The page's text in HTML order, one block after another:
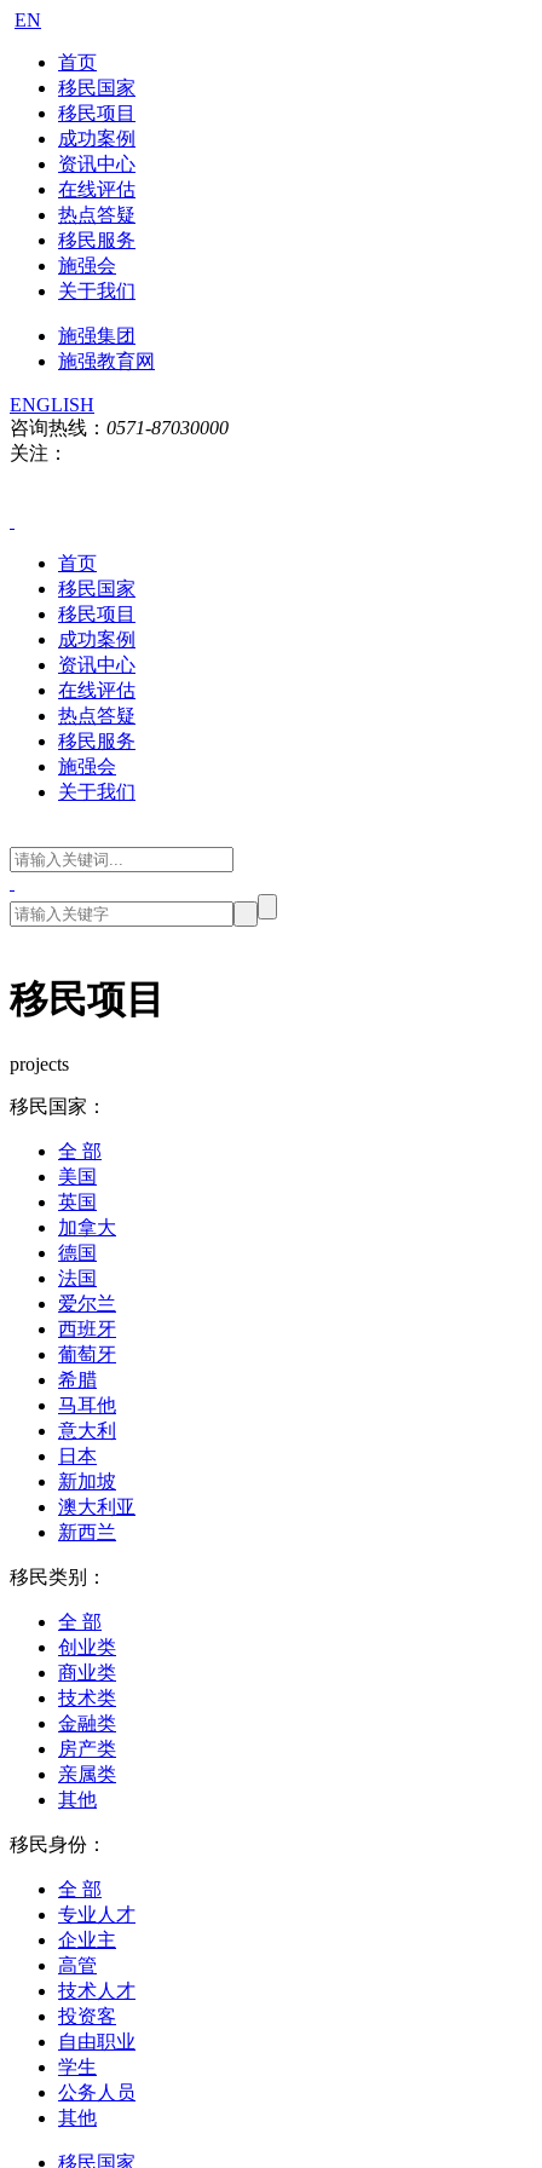
EN
首页
移民国家
移民项目
成功案例
资讯中心
在线评估
热点答疑
移民服务
施强会
关于我们
施强集团
施强教育网
ENGLISH
咨询热线： 0571-87030000
关注：
首页
移民国家
移民项目
成功案例
资讯中心
在线评估
热点答疑
移民服务
施强会
关于我们
移民项目
projects
移民国家：
全 部
美国
英国
加拿大
德国
法国
爱尔兰
西班牙
葡萄牙
希腊
马耳他
意大利
日本
新加坡
澳大利亚
新西兰
移民类别：
全 部
创业类
商业类
技术类
金融类
房产类
亲属类
其他
移民身份：
全 部
专业人才
企业主
高管
技术人才
投资客
自由职业
学生
公务人员
其他
移民国家